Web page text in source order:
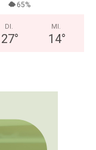
65%
DI.
27°
MI.
14°